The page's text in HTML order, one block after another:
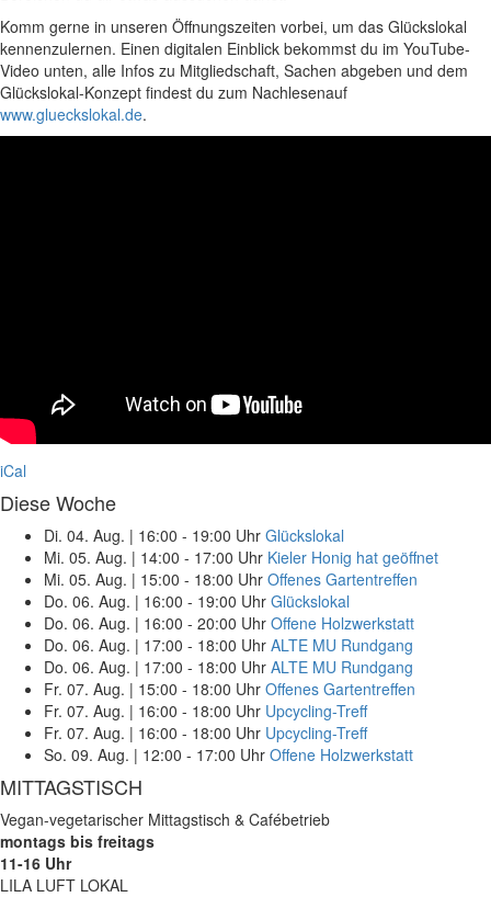
Komm gerne in unseren Öffnungszeiten vorbei, um das Glückslokal
kennenzulernen. Einen digitalen Einblick bekommst du im YouTube-
Video unten, alle Infos zu Mitgliedschaft, Sachen abgeben und dem
Glückslokal-Konzept findest du zum Nachlesenauf
www.glueckslokal.de.
iCal
Diese Woche
Di. 04. Aug. | 16:00 - 19:00 Uhr Glückslokal
Mi. 05. Aug. | 14:00 - 17:00 Uhr Kieler Honig hat geöffnet
Mi. 05. Aug. | 15:00 - 18:00 Uhr Offenes Gartentreffen
Do. 06. Aug. | 16:00 - 19:00 Uhr Glückslokal
Do. 06. Aug. | 16:00 - 20:00 Uhr Offene Holzwerkstatt
Do. 06. Aug. | 17:00 - 18:00 Uhr ALTE MU Rundgang
Do. 06. Aug. | 17:00 - 18:00 Uhr ALTE MU Rundgang
Fr. 07. Aug. | 15:00 - 18:00 Uhr Offenes Gartentreffen
Fr. 07. Aug. | 16:00 - 18:00 Uhr Upcycling-Treff
Fr. 07. Aug. | 16:00 - 18:00 Uhr Upcycling-Treff
So. 09. Aug. | 12:00 - 17:00 Uhr Offene Holzwerkstatt
MITTAGSTISCH
Vegan-vegetarischer Mittagstisch & Cafébetrieb
montags bis freitags
11-16 Uhr
LILA LUFT LOKAL